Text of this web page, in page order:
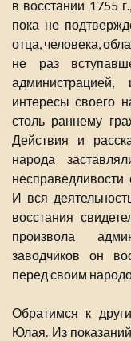
в восстании 1755
пока не
отца, человека,
не раз
интересы своего
столь раннему
Действия и
народа
И вся
восстания
произвола
заводчиков он
перед своим
Обратимся к
Юлая. Из